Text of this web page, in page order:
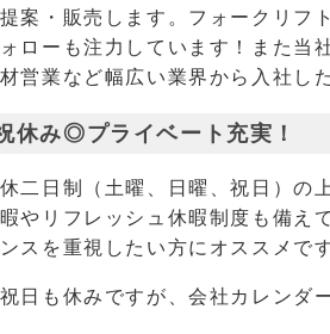
案・販売します。フォークリフ
ローも注力しています！また当
営業など幅広い業界から入社し
休み◎プライベート充実！
二日制（土曜、日曜、祝日）の
やリフレッシュ休暇制度も備え
スを重視したい方にオススメで
日も休みですが、会社カレンダ